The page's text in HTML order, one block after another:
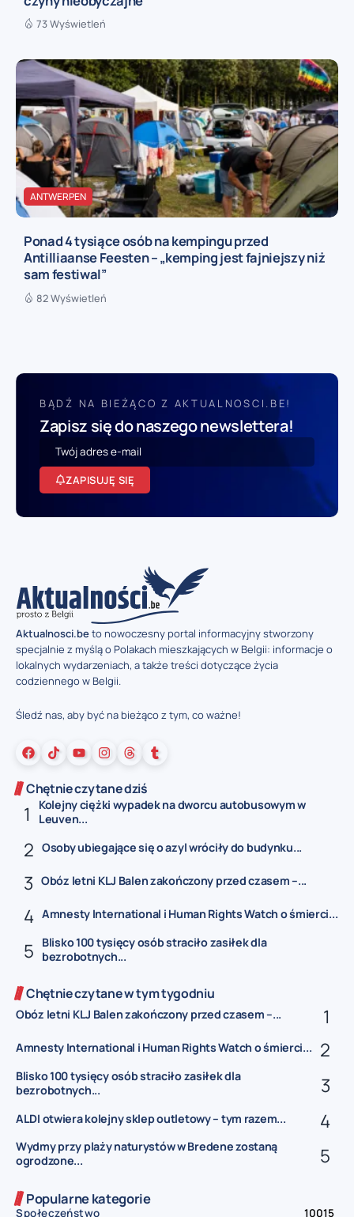
73 Wyświetleń
ANTWERPEN
Ponad 4 tysiące osób na kempingu przed
Antilliaanse Feesten – „kemping jest fajniejszy niż
sam festiwal”
82 Wyświetleń
BĄDŹ NA BIEŻĄCO Z AKTUALNOSCI.BE!
Zapisz się do naszego newslettera!
ZAPISUJĘ SIĘ
Aktualnosci.beto nowoczesny portal informacyjny stworzony
specjalnie z myślą o Polakach mieszkających w Belgii: informacje o
lokalnych wydarzeniach, a także treści dotyczące życia
codziennego w Belgii.
Śledź nas, aby być na bieżąco z tym, co ważne!
Chętnie czytane dziś
Kolejny ciężki wypadek na dworcu autobusowym w
Leuven...
Osoby ubiegające się o azyl wróciły do budynku...
Obóz letni KLJ Balen zakończony przed czasem –...
Amnesty International i Human Rights Watch o śmierci...
Blisko 100 tysięcy osób straciło zasiłek dla
bezrobotnych...
Chętnie czytane w tym tygodniu
Obóz letni KLJ Balen zakończony przed czasem –...
Amnesty International i Human Rights Watch o śmierci...
Blisko 100 tysięcy osób straciło zasiłek dla
bezrobotnych...
ALDI otwiera kolejny sklep outletowy – tym razem...
Wydmy przy plaży naturystów w Bredene zostaną
ogrodzone...
Popularne kategorie
Społeczeństwo 10015